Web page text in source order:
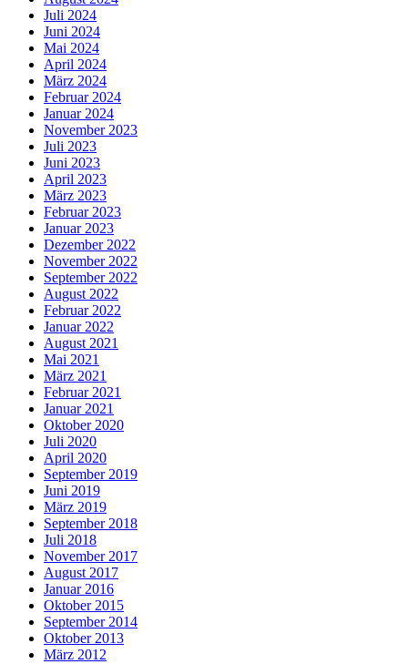
Juli 2024
Juni 2024
Mai 2024
April 2024
März 2024
Februar 2024
Januar 2024
November 2023
Juli 2023
Juni 2023
April 2023
März 2023
Februar 2023
Januar 2023
Dezember 2022
November 2022
September 2022
August 2022
Februar 2022
Januar 2022
August 2021
Mai 2021
März 2021
Februar 2021
Januar 2021
Oktober 2020
Juli 2020
April 2020
September 2019
Juni 2019
März 2019
September 2018
Juli 2018
November 2017
August 2017
Januar 2016
Oktober 2015
September 2014
Oktober 2013
März 2012